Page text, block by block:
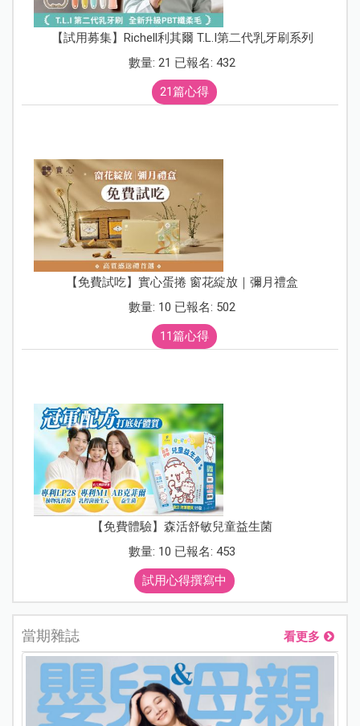
【試用募集】Richell利其爾 T.L.I第二代乳牙刷系列
數量: 21 已報名: 432
21篇心得
【免費試吃】實心蛋捲 窗花綻放｜彌月禮盒
數量: 10 已報名: 502
11篇心得
【免費體驗】森活舒敏兒童益生菌
數量: 10 已報名: 453
試用心得撰寫中
當期雜誌 看更多